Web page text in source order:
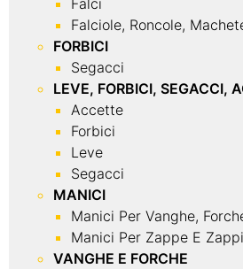
Falci
Falciole, Roncole,
FORBICI
Segacci
LEVE, FORBICI, SEGACCI,
Accette
Forbici
Leve
Segacci
MANICI
Manici Per Vanghe,
Manici Per Zappe E
VANGHE E FORCHE